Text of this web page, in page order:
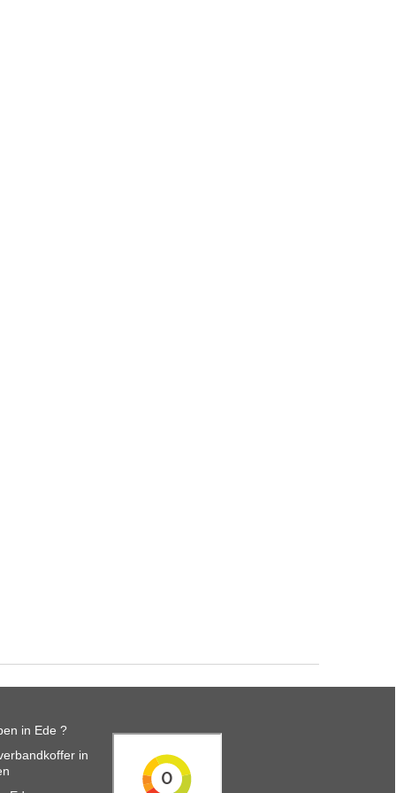
in Ede ?
in